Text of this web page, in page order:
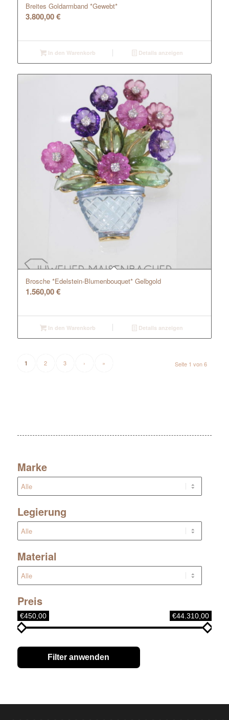
Breites Goldarmband *Gewebt*
3.800,00€
In den Warenkorb Details anzeigen
Brosche *Edelstein-Blumenbouquet* Gelbgold
1.560,00€
In den Warenkorb Details anzeigen
Seite 1 von 6
1 2 3 › »
Marke
Legierung
Material
Preis
€450,00 €44.310,00
Filter anwenden